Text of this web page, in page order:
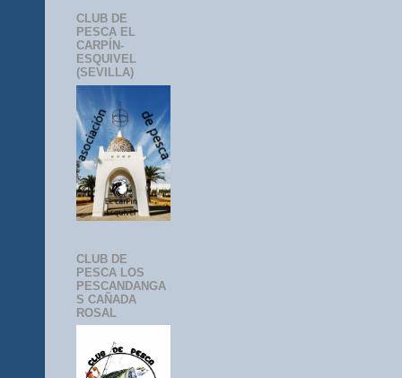
CLUB DE
PESCA EL
CARPÍN-
ESQUIVEL
(SEVILLA)
CLUB DE
PESCA LOS
PESCANDANGA
S CAÑADA
ROSAL